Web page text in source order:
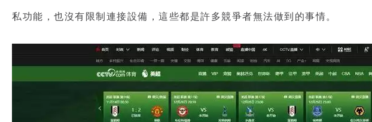
私功能，也沒有限制連接設備，這些都是許多競爭者無法做到的事情。